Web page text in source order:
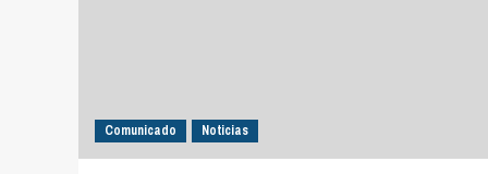
Comunicado Noticias